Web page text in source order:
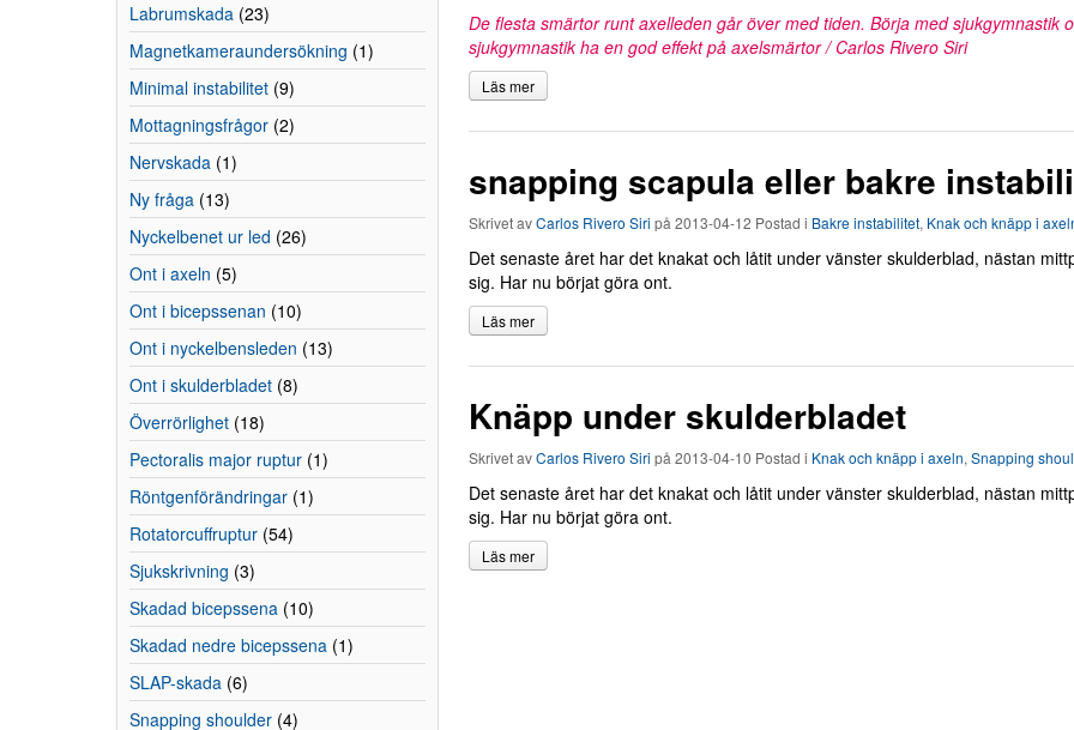
De flesta smärtor runt axelleden går över med tiden. Börja med sjukgymnastik
sjukgymnastik ha en god effekt på axelsmärtor / Carlos Rivero Siri
Läs mer
snapping scapula eller bakre
Skrivet avCarlos Rivero Siri på 2013-04-12 Postad i Bakre instabilitet, Knak och knäpp i
Det senaste året har det knakat och låtit under vänster skulderblad, nästan
sig. Har nu börjat göra ont.
Läs mer
Knäpp under skulderbladet
Skrivet avCarlos Rivero Siri på 2013-04-10 Postad i Knak och knäpp i axeln, Snapping
Det senaste året har det knakat och låtit under vänster skulderblad, nästan
sig. Har nu börjat göra ont.
Läs mer
Labrumskada (23)
Magnetkameraundersökning (1)
Minimal instabilitet (9)
Mottagningsfrågor (2)
Nervskada (1)
Ny fråga (13)
Nyckelbenet ur led (26)
Ont i axeln (5)
Ont i bicepssenan (10)
Ont i nyckelbensleden (13)
Ont i skulderbladet (8)
Överrörlighet (18)
Pectoralis major ruptur (1)
Röntgenförändringar (1)
Rotatorcuffruptur (54)
Sjukskrivning (3)
Skadad bicepssena (10)
Skadad nedre bicepssena (1)
SLAP-skada (6)
Snapping shoulder (4)